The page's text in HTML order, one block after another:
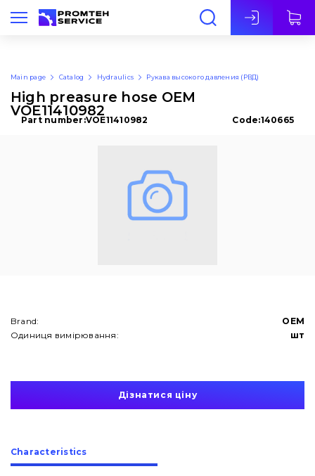
Eng
About Us
Main page Catalog Hydraulics Рукава высокого давления (РВД)
High preasure hose OEM
VOE11410982
Part number:VOE11410982 Code:140665
Brand:
OEM
Одиниця вимірювання:
шт
Дізнатися ціну
Сharacteristics